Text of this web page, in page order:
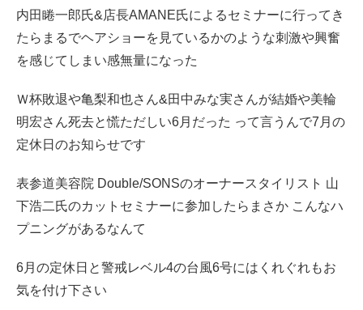
内田睠一郎氏&店長AMANE氏によるセミナーに行ってき
たらまるでヘアショーを見ているかのような刺激や興奮
を感じてしまい感無量になった
Ｗ杯敗退や亀梨和也さん&田中みな実さんが結婚や美輪
明宏さん死去と慌ただしい6月だった って言うんで7月の
定休日のお知らせです
表参道美容院 Double/SONSのオーナースタイリスト 山
下浩二氏のカットセミナーに参加したらまさか こんなハ
プニングがあるなんて
6月の定休日と警戒レベル4の台風6号にはくれぐれもお
気を付け下さい